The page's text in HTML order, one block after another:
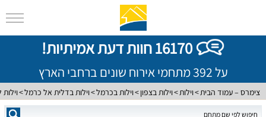
16170 חוות דעת אמיתיות!
על 392 מתחמי אירוח שונים ברחבי הארץ
צימרס – עמוד הבית וילות וילות בצפון וילות בכרמל וילות בדלית אל כרמל